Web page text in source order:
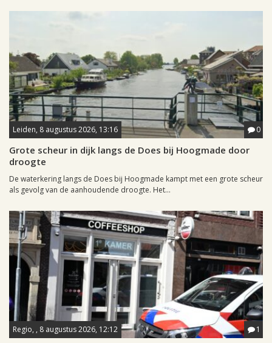
Leiden, 8 augustus 2026, 13:16 0
Grote scheur in dijk langs de Does bij Hoogmade door
droogte
De waterkering langs de Does bij Hoogmade kampt met een grote scheur
als gevolg van de aanhoudende droogte. Het...
Regio, , 8 augustus 2026, 12:12 1